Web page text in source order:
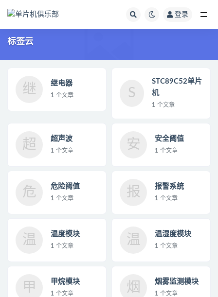
登录
标签云
继 继电器
1 个文章 S
STC89C52单片
机
1 个文章
超 超声波
1 个文章 安 安全阈值
1 个文章
危 危险阈值
1 个文章 报 报警系统
1 个文章
温 温度模块
1 个文章 温 温湿度模块
1 个文章
甲 甲烷模块
1 个文章 烟 烟雾监测模块
1 个文章